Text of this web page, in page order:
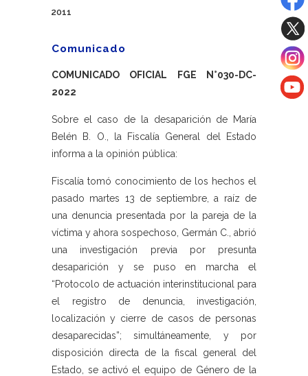
2011
Comunicado
COMUNICADO OFICIAL FGE N°030-DC-
2022
Sobre el caso de la desaparición de María
Belén B. O., la Fiscalía General del Estado
informa a la opinión pública:
Fiscalía tomó conocimiento de los hechos el
pasado martes 13 de septiembre, a raíz de
una denuncia presentada por la pareja de la
víctima y ahora sospechoso, Germán C., abrió
una investigación previa por presunta
desaparición y se puso en marcha el
“Protocolo de actuación interinstitucional para
el registro de denuncia, investigación,
localización y cierre de casos de personas
desaparecidas”; simultáneamente, y por
disposición directa de la fiscal general del
Estado, se activó el equipo de Género de la